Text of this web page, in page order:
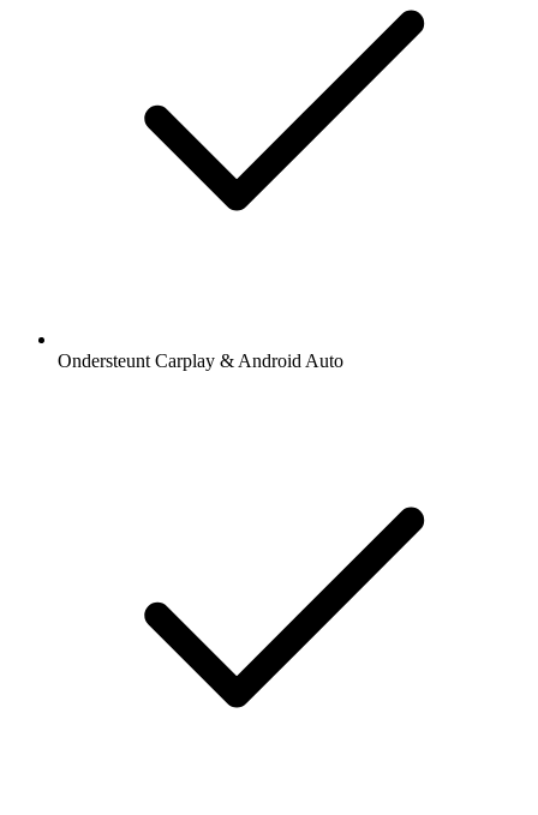
Ondersteunt Carplay & Android Auto